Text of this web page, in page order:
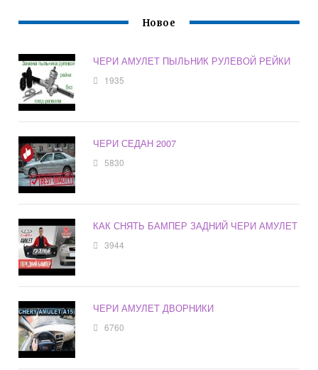
Новое
ЧЕРИ АМУЛЕТ ПЫЛЬНИК РУЛЕВОЙ РЕЙКИ
1935
ЧЕРИ СЕДАН 2007
5830
КАК СНЯТЬ БАМПЕР ЗАДНИЙ ЧЕРИ АМУЛЕТ
3944
ЧЕРИ АМУЛЕТ ДВОРНИКИ
6760